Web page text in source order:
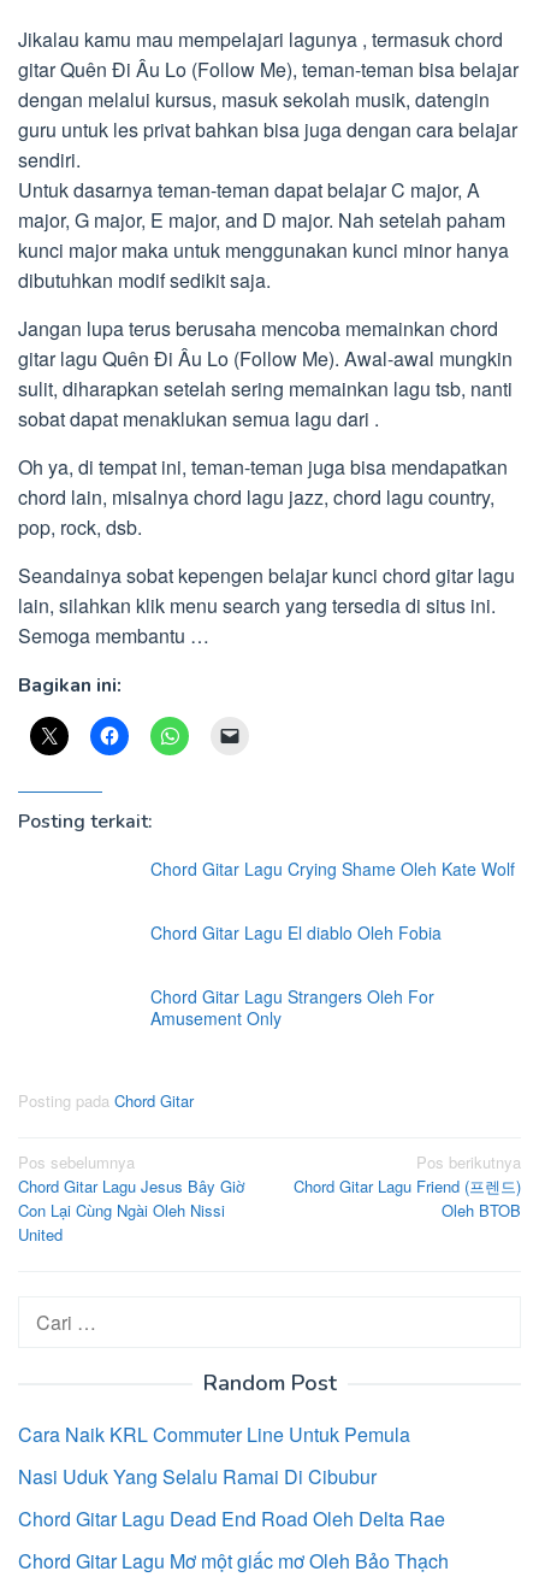
Jikalau kamu mau mempelajari lagunya , termasuk chord
gitar Quên Đi Âu Lo (Follow Me), teman-teman bisa belajar
dengan melalui kursus, masuk sekolah musik, datengin
guru untuk les privat bahkan bisa juga dengan cara belajar
sendiri.
Untuk dasarnya teman-teman dapat belajar C major, A
major, G major, E major, and D major. Nah setelah paham
kunci major maka untuk menggunakan kunci minor hanya
dibutuhkan modif sedikit saja.
Jangan lupa terus berusaha mencoba memainkan chord
gitar lagu Quên Đi Âu Lo (Follow Me). Awal-awal mungkin
sulit, diharapkan setelah sering memainkan lagu tsb, nanti
sobat dapat menaklukan semua lagu dari .
Oh ya, di tempat ini, teman-teman juga bisa mendapatkan
chord lain, misalnya chord lagu jazz, chord lagu country,
pop, rock, dsb.
Seandainya sobat kepengen belajar kunci chord gitar lagu
lain, silahkan klik menu search yang tersedia di situs ini.
Semoga membantu …
Bagikan ini:
Posting terkait:
Chord Gitar Lagu Crying Shame Oleh Kate Wolf
Chord Gitar Lagu El diablo Oleh Fobia
Chord Gitar Lagu Strangers Oleh For
Amusement Only
Posting pada Chord Gitar
Navigasi
pos
Pos sebelumnya
Chord Gitar Lagu Jesus Bây Giờ
Con Lại Cùng Ngài Oleh Nissi
United
Pos berikutnya
Chord Gitar Lagu Friend (프렌드)
Oleh BTOB
Cari
untuk:
Random Post
Cara Naik KRL Commuter Line Untuk Pemula
Nasi Uduk Yang Selalu Ramai Di Cibubur
Chord Gitar Lagu Dead End Road Oleh Delta Rae
Chord Gitar Lagu Mơ một giấc mơ Oleh Bảo Thạch